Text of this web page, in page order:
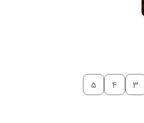
۳ ۴ ۵